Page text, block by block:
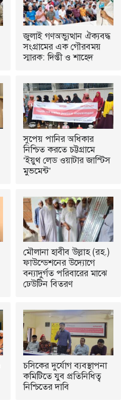
জুলাই গণঅভ্যুত্থান ঐক্যবদ্ধ
সংগ্রামের এক গৌরবময়
স্মারক: দিপ্তী ও শাহেদ
সুপেয় পানির অধিকার
নিশ্চিত করতে চট্টগ্রামে
‘ইয়ুথ লেড ওয়াটার জাস্টিস
মুভমেন্ট’
মৌলানা হাবীব উল্লাহ (রহ.)
ফাউন্ডেশনের উদ্যোগে
বন্যাদুর্গত পরিবারের মাঝে
ঢেউটিন বিতরণ
চসিকের দুর্যোগ ব্যবস্থাপনা
কমিটিতে যুব প্রতিনিধিত্ব
নিশ্চিতের দাবি